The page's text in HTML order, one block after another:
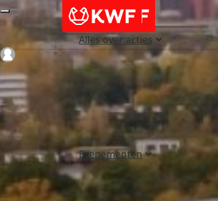
Alles over acties
Evenementen
Login